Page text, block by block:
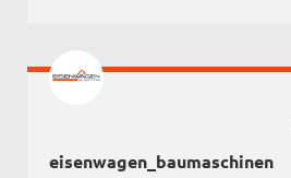
eisenwagen_baumaschinen